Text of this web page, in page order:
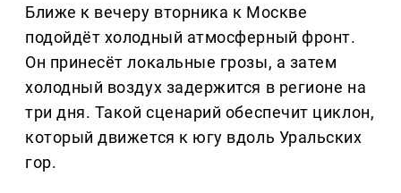
Ближе к вечеру вторника к Москве
подойдёт холодный атмосферный фронт.
Он принесёт локальные грозы, а затем
холодный воздух задержится в регионе на
три дня. Такой сценарий обеспечит циклон,
который движется к югу вдоль Уральских
гор.